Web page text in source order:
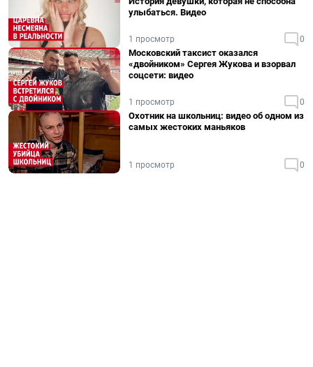
улыбаться. Видео
1 просмотр 0
Московский таксист оказался
«двойником» Сергея Жукова и взорвал
соцсети: видео
1 просмотр 0
Охотник на школьниц: видео об одном из
самых жестоких маньяков
1 просмотр 0